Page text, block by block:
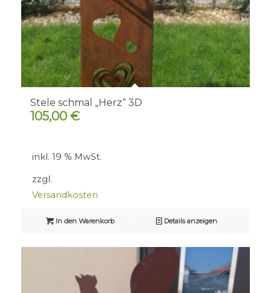
Stele schmal „Herz“ 3D
105,00 €
inkl. 19 % MwSt.
zzgl.
Versandkosten
In den Warenkorb Details anzeigen